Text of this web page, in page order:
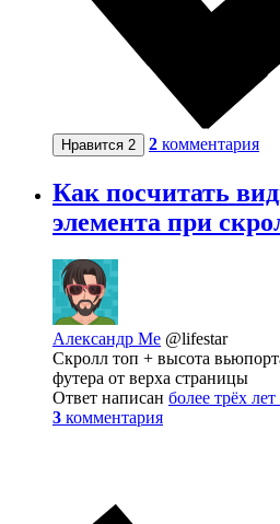
Нравится 2 2 комментария
Как посчитать
элемента при
Александр Ме @lifestar
Скролл топ + высота
футера от верха страницы
Ответ написан более трёх лет
3 комментария